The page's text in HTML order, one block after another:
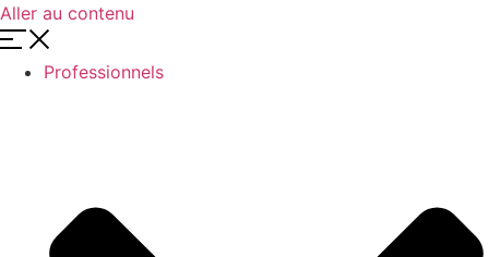
Aller au contenu
Professionnels